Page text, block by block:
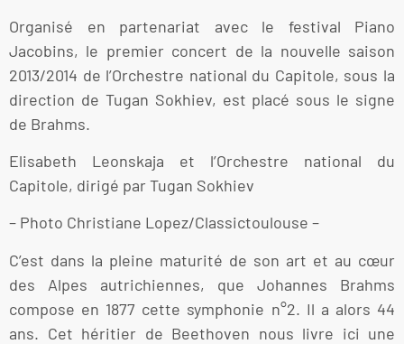
Organisé en partenariat avec le festival Piano
Jacobins, le premier concert de la nouvelle saison
2013/2014 de l’Orchestre national du Capitole, sous la
direction de Tugan Sokhiev, est placé sous le signe
de Brahms.
Elisabeth Leonskaja et l’Orchestre national du
Capitole, dirigé par Tugan Sokhiev
– Photo Christiane Lopez/Classictoulouse –
C’est dans la pleine maturité de son art et au cœur
des Alpes autrichiennes, que Johannes Brahms
compose en 1877 cette symphonie n°2. Il a alors 44
ans. Cet héritier de Beethoven nous livre ici une